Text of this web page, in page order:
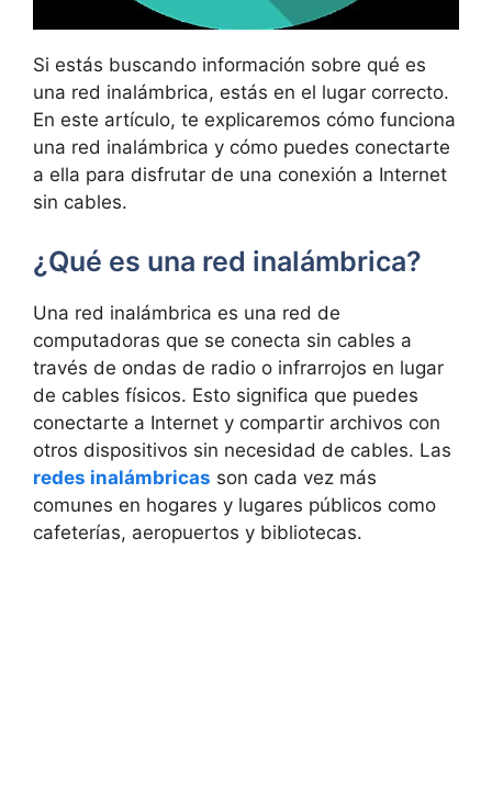
Si estás buscando información sobre qué es
una red inalámbrica, estás en el lugar correcto.
En este artículo, te explicaremos cómo funciona
una red inalámbrica y cómo puedes conectarte
a ella para disfrutar de una conexión a Internet
sin cables.
¿Qué es una red inalámbrica?
Una red inalámbrica es una red de
computadoras que se conecta sin cables a
través de ondas de radio o infrarrojos en lugar
de cables físicos. Esto significa que puedes
conectarte a Internet y compartir archivos con
otros dispositivos sin necesidad de cables. Las
redes inalámbricas son cada vez más
comunes en hogares y lugares públicos como
cafeterías, aeropuertos y bibliotecas.